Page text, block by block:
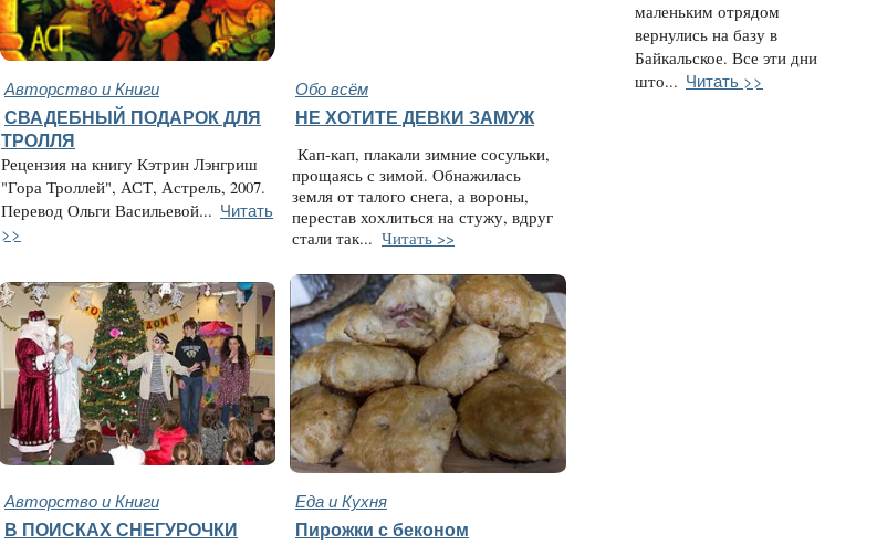
Авторство и Книги Обо всём
СВАДЕБНЫЙ ПОДАРОК ДЛЯ
ТРОЛЛЯ
Рецензия на книгу Кэтрин Лэнгриш
"Гора Троллей", АСТ, Астрель, 2007.
Перевод Ольги Васильевой... Читать
>>
НЕ ХОТИТЕ ДЕВКИ ЗАМУЖ
Кап-кап, плакали зимние сосульки,
прощаясь с зимой. Обнажилась
земля от талого снега, а вороны,
перестав хохлиться на стужу, вдруг
стали так... Читать >>
Авторство и Книги Еда и Кухня
В ПОИСКАХ СНЕГУРОЧКИ Пирожки с беконом
маленьким отрядом
вернулись на базу в
Байкальское. Все эти дни
што... Читать >>